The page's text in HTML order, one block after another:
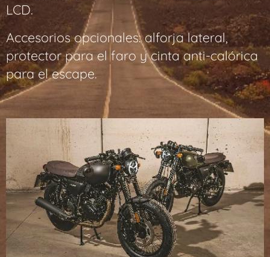
LCD.
Accesorios opcionales: alforja lateral,
protector para el faro y cinta anti-calórica
para el escape.